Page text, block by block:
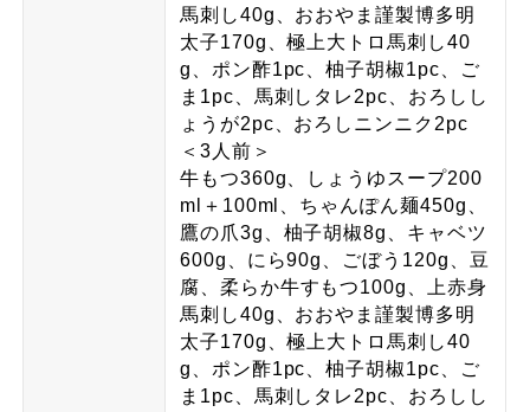
馬刺し40g、おおやま謹製博多明
太子170g、極上大トロ馬刺し40
g、ポン酢1pc、柚子胡椒1pc、ご
ま1pc、馬刺しタレ2pc、おろしし
ょうが2pc、おろしニンニク2pc
＜3人前＞
牛もつ360g、しょうゆスープ200
ml＋100ml、ちゃんぽん麺450g、
鷹の爪3g、柚子胡椒8g、キャベツ
600g、にら90g、ごぼう120g、豆
腐、柔らか牛すもつ100g、上赤身
馬刺し40g、おおやま謹製博多明
太子170g、極上大トロ馬刺し40
g、ポン酢1pc、柚子胡椒1pc、ご
ま1pc、馬刺しタレ2pc、おろしし